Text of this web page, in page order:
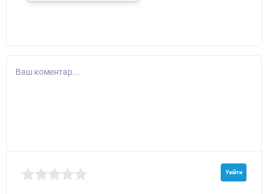
Ваш коментар...
Увійти